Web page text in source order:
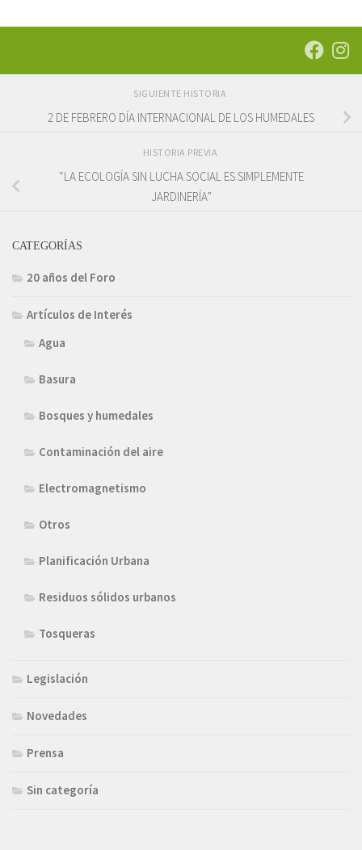
SIGUIENTE HISTORIA
2 DE FEBRERO DÍA INTERNACIONAL DE LOS HUMEDALES
HISTORIA PREVIA
“LA ECOLOGÍA SIN LUCHA SOCIAL ES SIMPLEMENTE
JARDINERÍA”
CATEGORÍAS
20 años del Foro
Artículos de Interés
Agua
Basura
Bosques y humedales
Contaminación del aire
Electromagnetismo
Otros
Planificación Urbana
Residuos sólidos urbanos
Tosqueras
Legislación
Novedades
Prensa
Sin categoría